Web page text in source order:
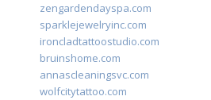
zengardendayspa.com
sparklejewelryinc.com
ironcladtattoostudio.com
bruinshome.com
annascleaningsvc.com
wolfcitytattoo.com